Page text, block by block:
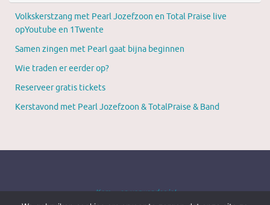
Volkskerstzang met Pearl Jozefzoon en Total Praise live
opYoutube en 1Twente
Samen zingen met Pearl gaat bijna beginnen
Wie traden er eerder op?
Reserveer gratis tickets
Kerstavond met Pearl Jozefzoon & TotalPraise & Band
Kom ... en verwonder je!